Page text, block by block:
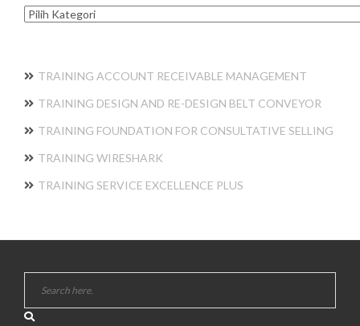
Kategori
TRAINING ACCOUNT RECEIVABLE MANAGEMENT
TRAINING DESIGN AND RE-DESIGN BELT CONVEYOR
TRAINING FOUNDATION FOR CONSULTATIVE SELLING
TRAINING WIRESHARK
TRAINING SERVICE EXCELLENCE PLUS